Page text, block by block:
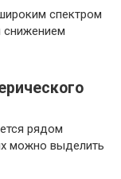
спектром
снижением
рядом
можно выделить